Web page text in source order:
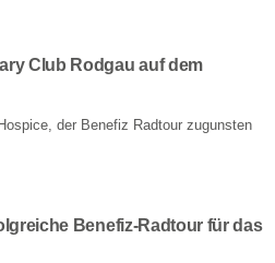
Club Rodgau auf dem
der Benefiz Radtour zugunsten
Benefiz-Radtour für das